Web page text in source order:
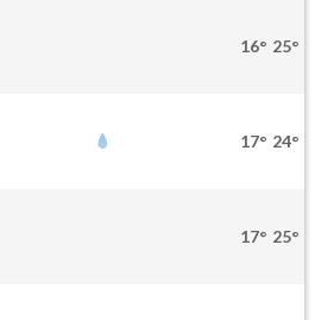
16° 25°
17° 24°
17° 25°